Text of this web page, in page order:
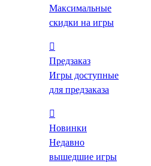
Максимальные
скидки на игры
Предзаказ
Игры доступные
для предзаказа
Новинки
Недавно
вышедшие игры
of Wonders